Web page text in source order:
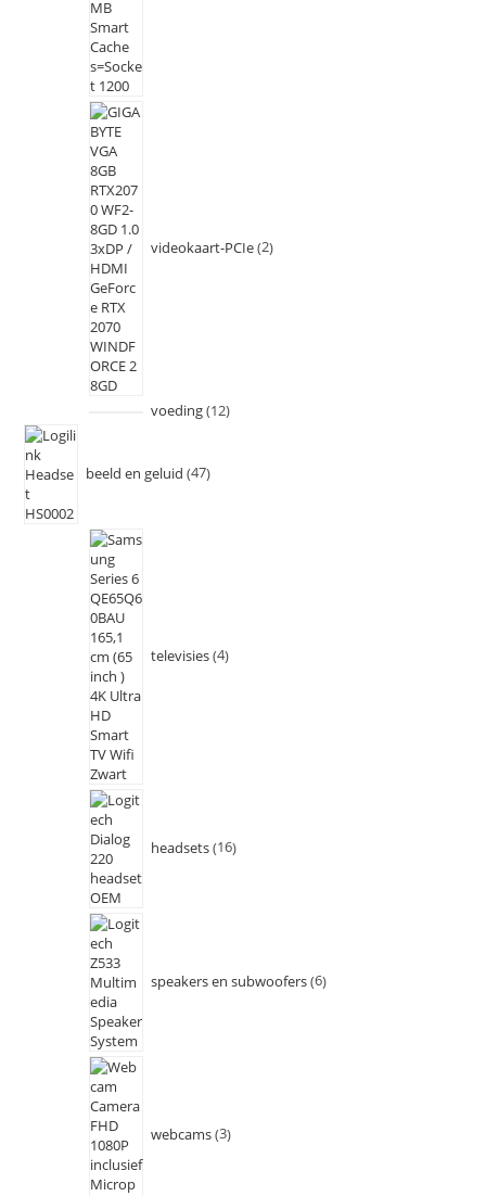
videokaart-PCIe 2
voeding 12
beeld en geluid 47
televisies 4
headsets 16
speakers en subwoofers 6
webcams 3